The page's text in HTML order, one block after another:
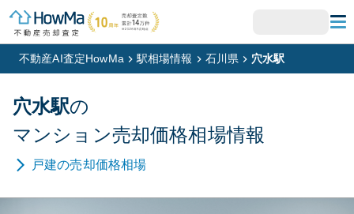
不動産AI査定HowMa 駅相場情報 石川県 穴水駅
穴水駅の
マンション売却価格相場情報
戸建の売却価格相場